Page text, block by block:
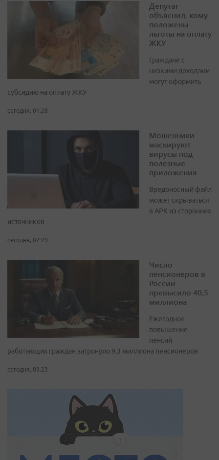
Депутат
объяснил, кому
положены
льготы на оплату
ЖКУ
Граждане с
низкими доходами
могут оформить
субсидию на оплату ЖКУ
сегодня, 01:28
Мошенники
маскируют
вирусы под
полезные
приложения
Вредоносный файл
может скрываться
в APK из сторонних
источников
сегодня, 02:29
Число
пенсионеров в
России
превысило 40,5
миллиона
Ежегодное
повышение
пенсий
работающих граждан затронуло 9,3 миллиона пенсионеров
сегодня, 03:23